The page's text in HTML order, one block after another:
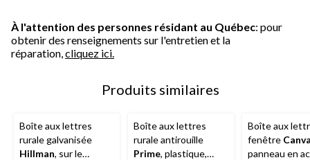
À l'attention des personnes résidant au Québec: pour
obtenir des renseignements sur l'entretien et la
réparation, cliquez ici.
Produits similaires
Boîte aux lettres
rurale galvanisée
Hillman, sur le
Boîte aux lettres
rurale antirouille
Prime, plastique,
Boîte aux
fenêtre
panneau en